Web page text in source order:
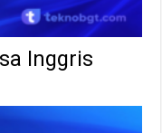
Inggris